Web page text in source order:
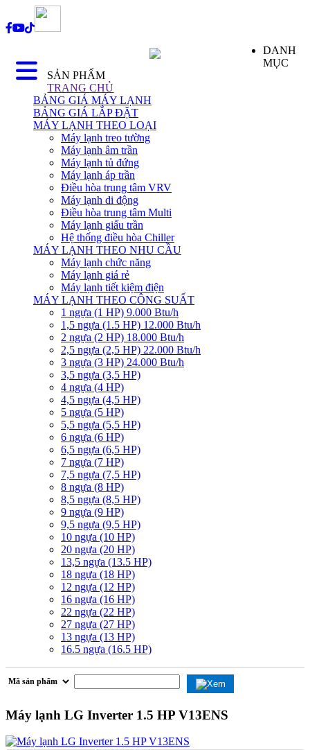
DANH
MỤC
SẢN PHẨM
TRANG CHỦ
BẢNG GIÁ MÁY LẠNH
BẢNG GIÁ LẮP ĐẶT
MÁY LẠNH THEO LOẠI
Máy lạnh treo tường
Máy lạnh âm trần
Máy lạnh tủ đứng
Máy lạnh áp trần
Điều hòa trung tâm VRV
Máy lạnh di động
Điều hòa trung tâm Multi
Máy lạnh giấu trần
Hệ thống điều hòa Chiller
MÁY LẠNH THEO NHU CẦU
Máy lạnh chức năng
Máy lạnh giá rẻ
Máy lạnh tiết kiệm điện
MÁY LẠNH THEO CÔNG SUẤT
1 ngựa (1 HP) 9.000 Btu/h
1,5 ngựa (1.5 HP) 12.000 Btu/h
2 ngựa (2 HP) 18.000 Btu/h
2,5 ngựa (2,5 HP) 22.000 Btu/h
3 ngựa (3 HP) 24.000 Btu/h
3,5 ngựa (3,5 HP)
4 ngựa (4 HP)
4,5 ngựa (4,5 HP)
5 ngựa (5 HP)
5,5 ngựa (5,5 HP)
6 ngựa (6 HP)
6,5 ngựa (6,5 HP)
7 ngựa (7 HP)
7,5 ngựa (7,5 HP)
8 ngựa (8 HP)
8,5 ngựa (8,5 HP)
9 ngựa (9 HP)
9,5 ngựa (9,5 HP)
10 ngựa (10 HP)
20 ngựa (20 HP)
13,5 ngựa (13.5 HP)
18 ngựa (18 HP)
12 ngựa (12 HP)
16 ngựa (16 HP)
22 ngựa (22 HP)
27 ngựa (27 HP)
13 ngựa (13 HP)
16.5 ngựa (16.5 HP)
Máy lạnh LG Inverter 1.5 HP V13ENS